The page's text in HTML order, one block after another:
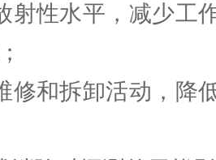
射性水平，减少工
修和拆卸活动，降